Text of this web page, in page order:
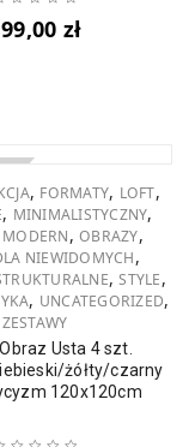
zł
, FORMATY, LOFT,
, MINIMALISTYCZNY,
MODERN,OBRAZY,
NIEWIDOMYCH,
,STYLE,
, UNCATEGORIZED,
ZESTAWY
Usta 4 szt.
żółty/czarny
120x120cm